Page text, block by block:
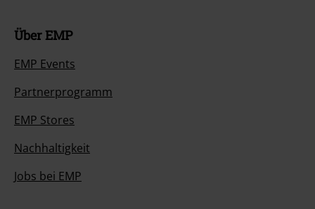
Über EMP
EMP Events
Partnerprogramm
EMP Stores
Nachhaltigkeit
Jobs bei EMP